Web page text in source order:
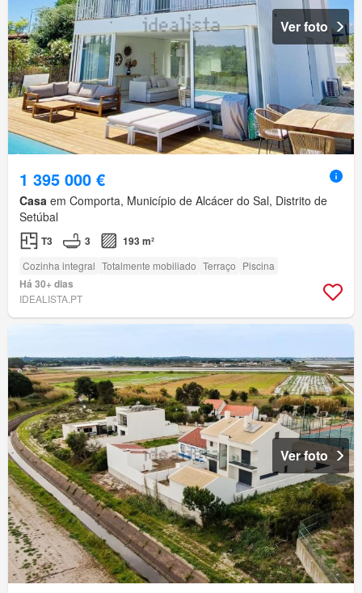
Ver foto
1 395 000 €
Casa em Comporta, Município de Alcácer do Sal, Distrito de
Setúbal
T3 3 193 m²
Cozinha integral Totalmente mobiliado Terraço Piscina
Há 30+ dias
IDEALISTA.PT
Ver foto